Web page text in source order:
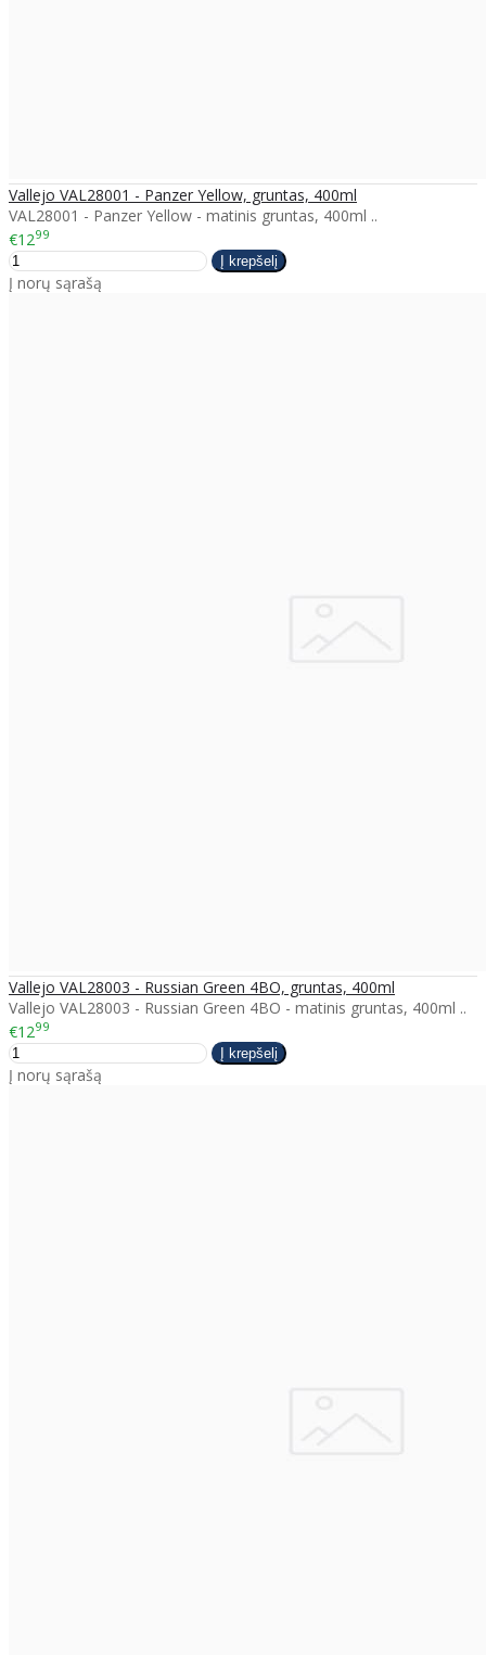
Vallejo VAL28001 - Panzer Yellow, gruntas, 400ml
VAL28001 - Panzer Yellow - matinis gruntas, 400ml ..
€1299
Į norų sąrašą
Vallejo VAL28003 - Russian Green 4BO, gruntas, 400ml
Vallejo VAL28003 - Russian Green 4BO​ - matinis gruntas, 400ml ..
€1299
Į norų sąrašą